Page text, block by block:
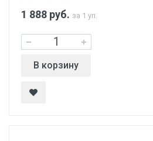
1 888 руб. за 1 уп.
В корзину